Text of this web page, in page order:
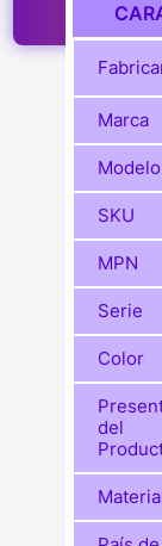
Marca
Modelo
SKU
MPN
Serie
Color
del